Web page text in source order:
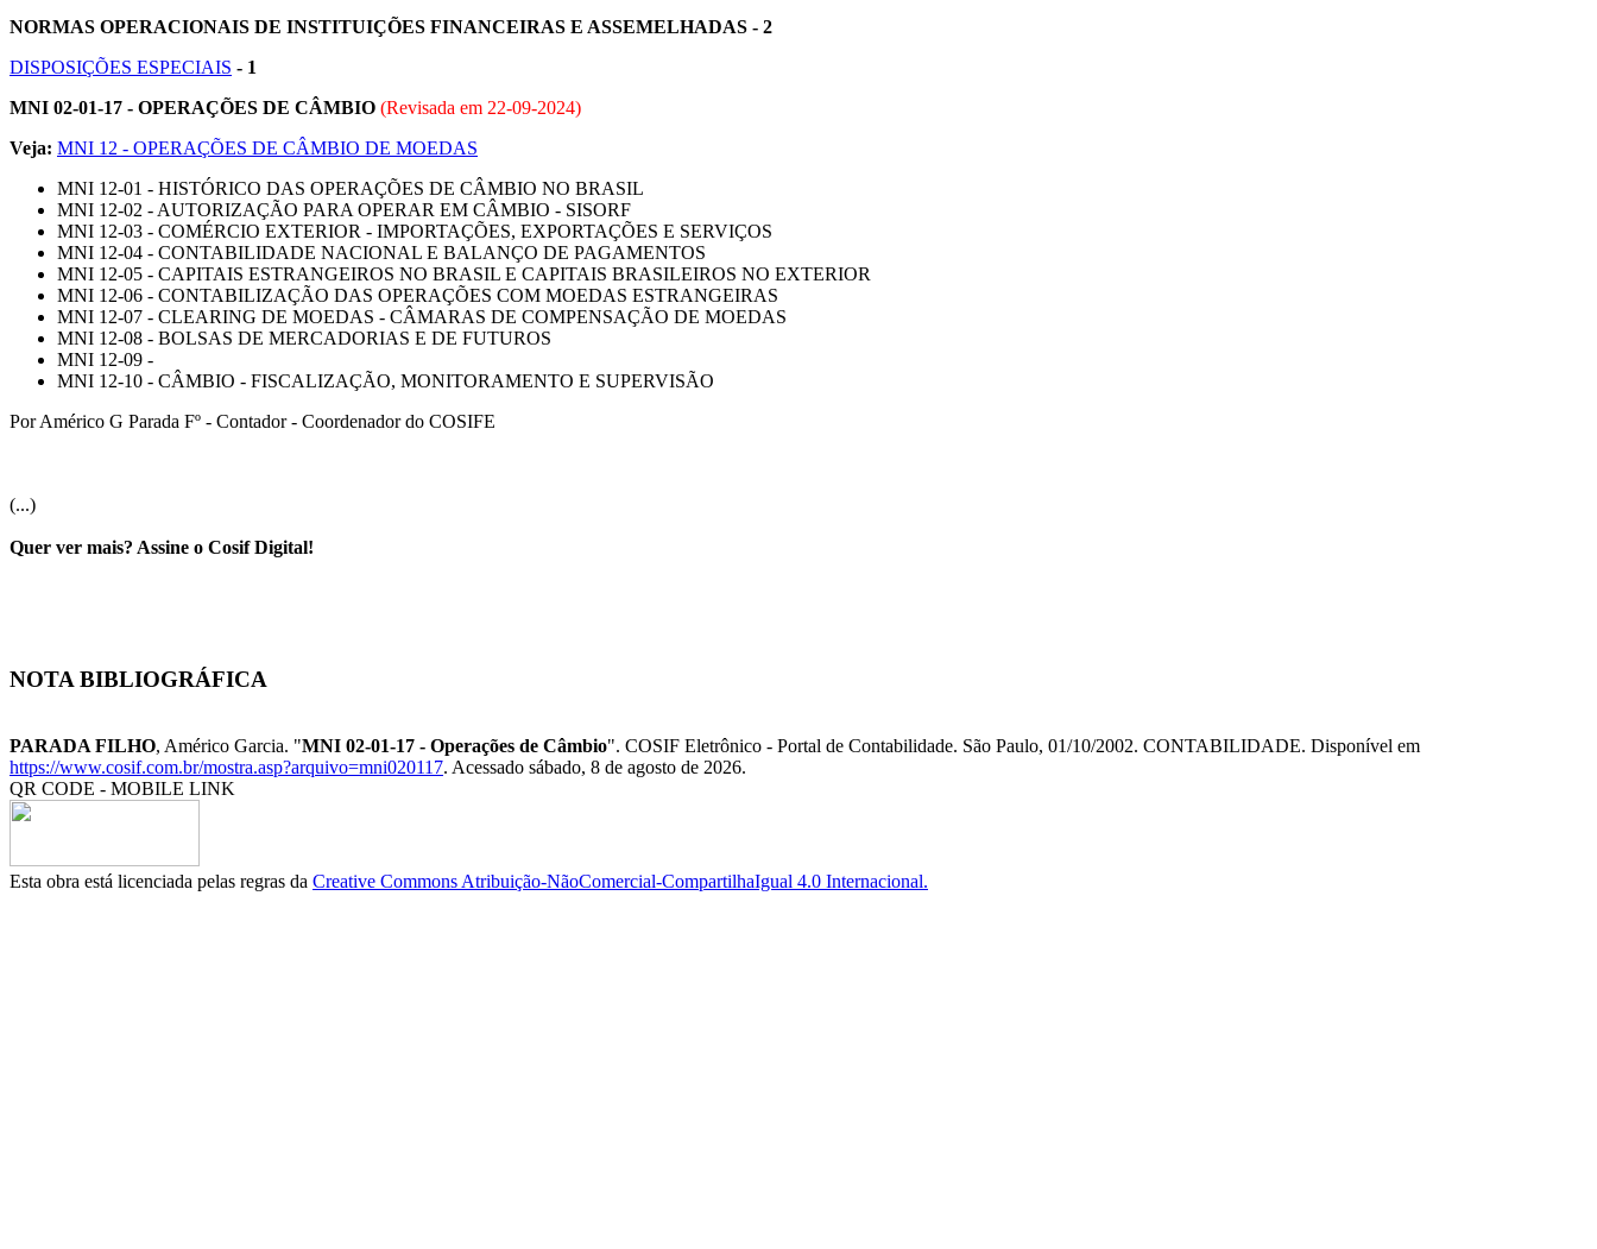
NORMAS OPERACIONAIS DE INSTITUIÇÕES FINANCEIRAS E ASSEMELHADAS - 2
DISPOSIÇÕES ESPECIAIS - 1
MNI 02-01-17 - OPERAÇÕES DE CÂMBIO (Revisada em 22-09-2024)
Veja: MNI 12 - OPERAÇÕES DE CÂMBIO DE MOEDAS
MNI 12-01 - HISTÓRICO DAS OPERAÇÕES DE CÂMBIO NO BRASIL
MNI 12-02 - AUTORIZAÇÃO PARA OPERAR EM CÂMBIO - SISORF
MNI 12-03 - COMÉRCIO EXTERIOR - IMPORTAÇÕES, EXPORTAÇÕES E SERVIÇOS
MNI 12-04 - CONTABILIDADE NACIONAL E BALANÇO DE PAGAMENTOS
MNI 12-05 - CAPITAIS ESTRANGEIROS NO BRASIL E CAPITAIS BRASILEIROS NO EXTERIOR
MNI 12-06 - CONTABILIZAÇÃO DAS OPERAÇÕES COM MOEDAS ESTRANGEIRAS
MNI 12-07 - CLEARING DE MOEDAS - CÂMARAS DE COMPENSAÇÃO DE MOEDAS
MNI 12-08 - BOLSAS DE MERCADORIAS E DE FUTUROS
MNI 12-09 -
MNI 12-10 - CÂMBIO - FISCALIZAÇÃO, MONITORAMENTO E SUPERVISÃO
Por Américo G Parada Fº - Contador - Coordenador do COSIFE
(...)
Quer ver mais? Assine o Cosif Digital!
NOTA BIBLIOGRÁFICA
PARADA FILHO, Américo Garcia. "MNI 02-01-17 - Operações de Câmbio". COSIF Eletrônico - Portal de Contabilidade. São Paulo, 01/10/2002. CONTABILIDADE. Disponível em
https://www.cosif.com.br/mostra.asp?arquivo=mni020117. Acessado sábado, 8 de agosto de 2026.
QR CODE - MOBILE LINK
Esta obra está licenciada pelas regras da Creative Commons Atribuição-NãoComercial-CompartilhaIgual 4.0 Internacional.